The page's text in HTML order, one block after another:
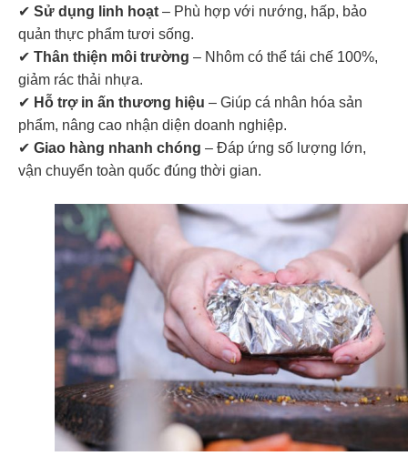
✔ Sử dụng linh hoạt – Phù hợp với nướng, hấp, bảo
quản thực phẩm tươi sống.
✔ Thân thiện môi trường – Nhôm có thể tái chế 100%,
giảm rác thải nhựa.
✔ Hỗ trợ in ấn thương hiệu – Giúp cá nhân hóa sản
phẩm, nâng cao nhận diện doanh nghiệp.
✔ Giao hàng nhanh chóng – Đáp ứng số lượng lớn,
vận chuyển toàn quốc đúng thời gian.